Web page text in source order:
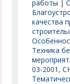
работы |
качества
Техника
03-2001,